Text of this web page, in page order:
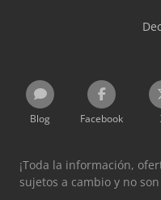
Blog Facebook
¡Toda la información,
sujetos a cambio y no